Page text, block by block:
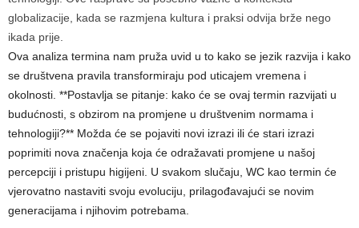
globalizacije, kada se razmjena kultura i praksi odvija brže nego
ikada prije.
Ova analiza termina nam pruža uvid u to kako se jezik razvija i kako
se društvena pravila transformiraju pod uticajem vremena i
okolnosti. **Postavlja se pitanje: kako će se ovaj termin razvijati u
budućnosti, s obzirom na promjene u društvenim normama i
tehnologiji?** Možda će se pojaviti novi izrazi ili će stari izrazi
poprimiti nova značenja koja će odražavati promjene u našoj
percepciji i pristupu higijeni. U svakom slučaju, WC kao termin će
vjerovatno nastaviti svoju evoluciju, prilagođavajući se novim
generacijama i njihovim potrebama.